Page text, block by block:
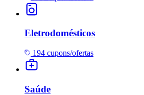
Eletrodomésticos
194 cupons/ofertas
Saúde